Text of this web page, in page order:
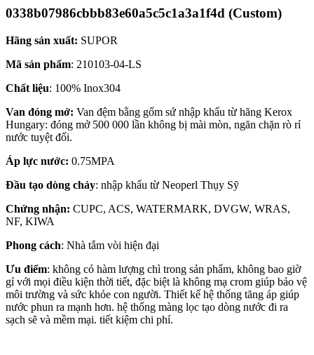
0338b07986cbbb83e60a5c5c1a3a1f4d (Custom)
Hãng sản xuất: SUPOR
Mã sản phẩm: 210103-04-LS
Chất liệu: 100% Inox304
Van đóng mở: Van đệm bằng gốm sứ nhập khẩu từ hãng Kerox
Hungary: đóng mở 500 000 lần không bị mài mòn, ngăn chặn rò rỉ
nước tuyệt đối.
Áp lực nước: 0.75MPA
Đầu tạo dòng chảy: nhập khẩu từ Neoperl Thụy Sỹ
Chứng nhận: CUPC, ACS, WATERMARK, DVGW, WRAS,
NF, KIWA
Phong cách: Nhà tắm vòi hiện đại
Ưu điểm: không có hàm lượng chì trong sản phẩm, không bao giờ
gỉ với mọi điều kiện thời tiết, đặc biệt là không mạ crom giúp bảo vệ
môi trường và sức khỏe con người. Thiết kế hệ thống tăng áp giúp
nước phun ra mạnh hơn. hệ thống màng lọc tạo dòng nước đi ra
sạch sẽ và mềm mại. tiết kiệm chi phí.